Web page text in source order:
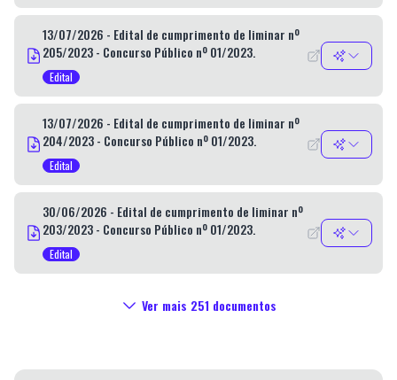
13/07/2026 - Edital de cumprimento de liminar nº
205/2023 - Concurso Público nº 01/2023.
Edital
13/07/2026 - Edital de cumprimento de liminar nº
204/2023 - Concurso Público nº 01/2023.
Edital
30/06/2026 - Edital de cumprimento de liminar nº
203/2023 - Concurso Público nº 01/2023.
Edital
Ver mais 251 documentos